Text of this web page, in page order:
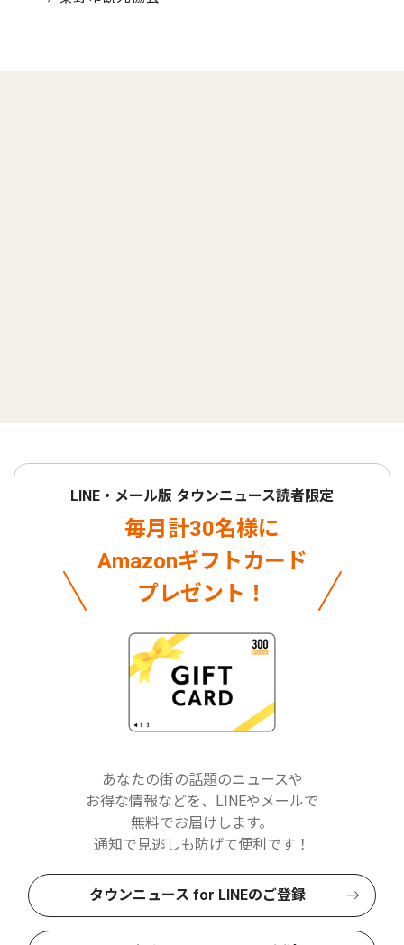
LINE・メール版 タウンニュース読者限定
毎月計30名様に
Amazonギフトカード
プレゼント！
あなたの街の話題のニュースや
お得な情報などを、LINEやメールで
無料でお届けします。
通知で見逃しも防げて便利です！
タウンニュース for LINEのご登録